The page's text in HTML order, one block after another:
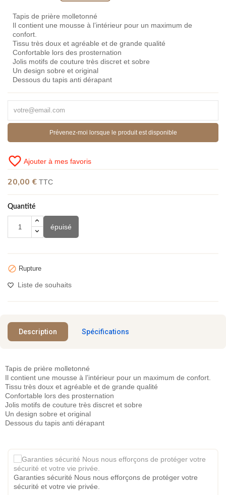
Tapis de prière molletonné
Il contient une mousse à l’intérieur pour un maximum de
confort.
Tissu très doux et agréable et de grande qualité
Confortable lors des prosternation
Jolis motifs de couture très discret et sobre
Un design sobre et original
Dessous du tapis anti dérapant
Prévenez-moi lorsque le produit est disponible
favorite_border Ajouter à mes favoris
20,00 € TTC
Quantité
épuisé
 Rupture
Liste de souhaits
Description Spécifications
Tapis de prière molletonné
Il contient une mousse à l’intérieur pour un maximum de confort.
Tissu très doux et agréable et de grande qualité
Confortable lors des prosternation
Jolis motifs de couture très discret et sobre
Un design sobre et original
Dessous du tapis anti dérapant
Garanties sécurité Nous nous efforçons de protéger votre
sécurité et votre vie privée.